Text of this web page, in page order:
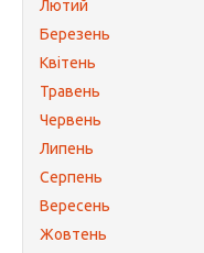
Лютий
Березень
Квітень
Травень
Червень
Липень
Серпень
Вересень
Жовтень